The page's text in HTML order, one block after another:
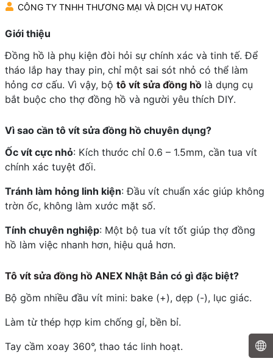
CÔNG TY TNHH THƯƠNG MẠI VÀ DỊCH VỤ HATOK
Giới thiệu
Đồng hồ là phụ kiện đòi hỏi sự chính xác và tinh tế. Để
tháo lắp hay thay pin, chỉ một sai sót nhỏ có thể làm
hỏng cơ cấu. Vì vậy, bộ tô vít sửa đồng hồlà dụng cụ
bắt buộc cho thợ đồng hồ và người yêu thích DIY.
Vì sao cần tô vít sửa đồng hồ chuyên dụng?
Ốc vít cực nhỏ: Kích thước chỉ 0.6 – 1.5mm, cần tua vít
chính xác tuyệt đối.
Tránh làm hỏng linh kiện: Đầu vít chuẩn xác giúp không
trờn ốc, không làm xước mặt số.
Tính chuyên nghiệp: Một bộ tua vít tốt giúp thợ đồng
hồ làm việc nhanh hơn, hiệu quả hơn.
Tô vít sửa đồng hồ ANEXNhật Bản có gì đặc biệt?
Bộ gồm nhiều đầu vít mini: bake (+), dẹp (-), lục giác.
Làm từ thép hợp kim chống gỉ, bền bỉ.
Tay cầm xoay 360°, thao tác linh hoạt.